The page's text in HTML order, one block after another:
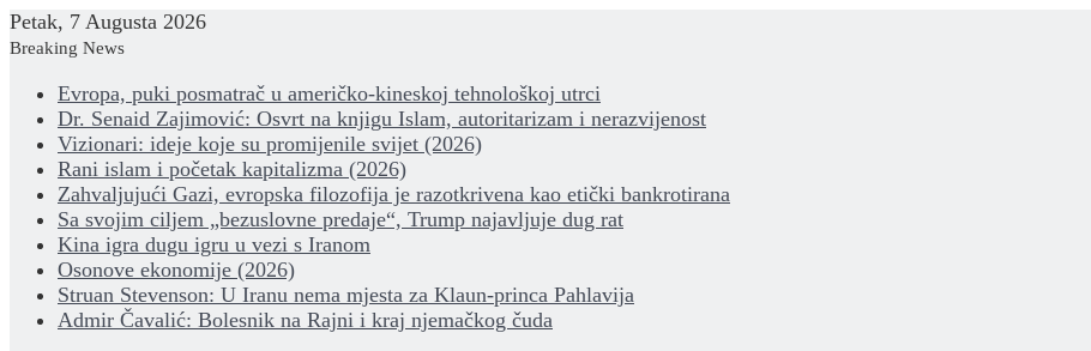
Petak, 7 Augusta 2026
Breaking News
Evropa, puki posmatrač u američko-kineskoj tehnološkoj utrci
Dr. Senaid Zajimović: Osvrt na knjigu Islam, autoritarizam i nerazvijenost
Vizionari: ideje koje su promijenile svijet (2026)
Rani islam i početak kapitalizma (2026)
Zahvaljujući Gazi, evropska filozofija je razotkrivena kao etički bankrotirana
Sa svojim ciljem „bezuslovne predaje“, Trump najavljuje dug rat
Kina igra dugu igru u vezi s Iranom
Osonove ekonomije (2026)
Struan Stevenson: U Iranu nema mjesta za Klaun-princa Pahlavija
Admir Čavalić: Bolesnik na Rajni i kraj njemačkog čuda